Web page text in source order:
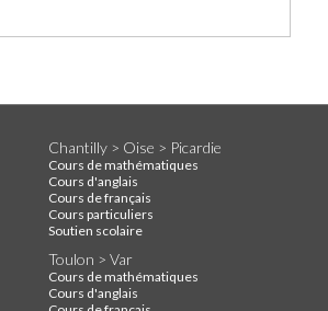
Chantilly > Oise > Picardie
Cours de mathématiques
Cours d'anglais
Cours de français
Cours particuliers
Soutien scolaire
Toulon > Var
Cours de mathématiques
Cours d'anglais